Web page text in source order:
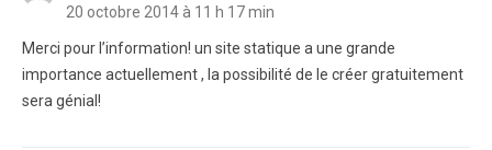
20 octobre 2014 à 11 h 17 min
Merci pour l’information! un site statique a une grande
importance actuellement , la possibilité de le créer gratuitement
sera génial!